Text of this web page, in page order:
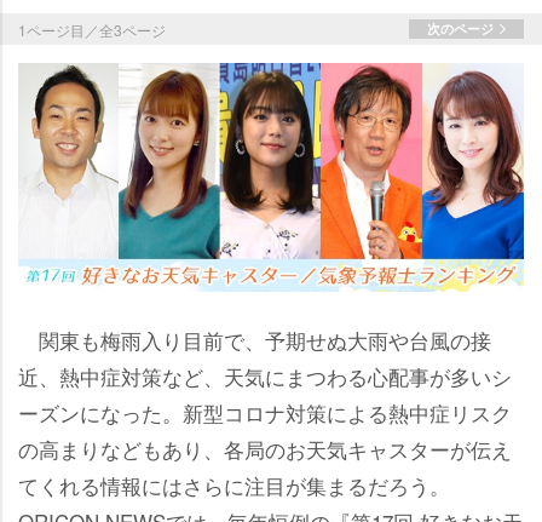
1ページ目／全3ページ 次のページ
関東も梅雨入り目前で、予期せぬ大雨や台風の接
近、熱中症対策など、天気にまつわる心配事が多いシ
ーズンになった。新型コロナ対策による熱中症リスク
の高まりなどもあり、各局のお天気キャスターが伝え
てくれる情報にはさらに注目が集まるだろう。